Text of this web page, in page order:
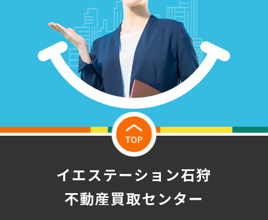
イエステーション石狩
不動産買取センター